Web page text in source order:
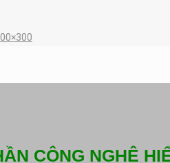
CÔNG NGHỆ